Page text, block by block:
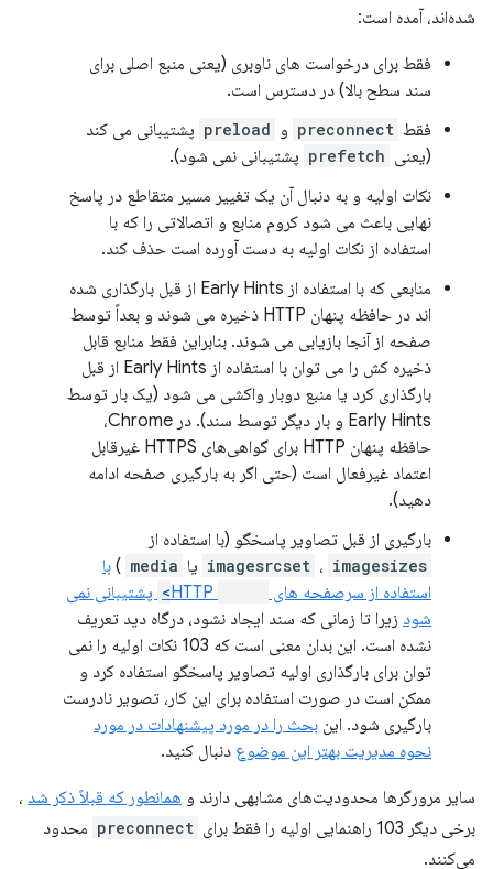
شده‌اند، آمده است:
فقط برای درخواست های ناوبری (یعنی منبع اصلی برای
سند سطح بالا) در دسترس است.
فقط preconnect و preload پشتیبانی می کند
(یعنی prefetch پشتیبانی نمی شود).
نکات اولیه و به دنبال آن یک تغییر مسیر متقاطع در پاسخ
نهایی باعث می شود کروم منابع و اتصالاتی را که با
استفاده از نکات اولیه به دست آورده است حذف کند.
منابعی که با استفاده از Early Hints از قبل بارگذاری شده
اند در حافظه پنهان HTTP ذخیره می شوند و بعداً توسط
صفحه از آنجا بازیابی می شوند. بنابراین فقط منابع قابل
ذخیره کش را می توان با استفاده از Early Hints از قبل
بارگذاری کرد یا منبع دوبار واکشی می شود (یک بار توسط
Early Hints و بار دیگر توسط سند). در Chrome،
حافظه پنهان HTTP برای گواهی‌های HTTPS غیرقابل
اعتماد غیرفعال است (حتی اگر به بارگیری صفحه ادامه
دهید).
بارگیری از قبل تصاویر پاسخگو (با استفاده از
imagesrcset ، imagesizes یا media
) با
استفاده از سرصفحه های HTTP
پشتیبانی نمی
شود زیرا تا زمانی که سند ایجاد نشود، درگاه دید تعریف
نشده است. این بدان معنی است که 103 نکات اولیه را نمی
توان برای بارگذاری اولیه تصاویر پاسخگو استفاده کرد و
ممکن است در صورت استفاده برای این کار، تصویر نادرست
بارگیری شود. این بحث را در مورد پیشنهادات در مورد
نحوه مدیریت بهتر این موضوع دنبال کنید.
سایر مرورگرها محدودیت‌های مشابهی دارند و همانطور که قبلاً ذکر شد ،
برخی دیگر 103 راهنمایی اولیه را فقط برای
preconnect محدود
می‌کنند.